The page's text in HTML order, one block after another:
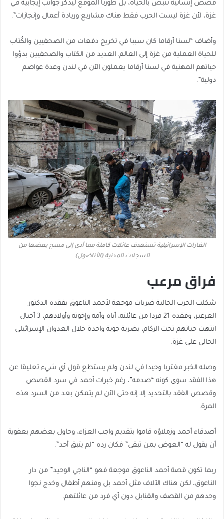
قصص إنسانية تنبض بالحياة، بل طورنا الموقع ليذكر جوانب إيجابية في
غزة، لأن غزة ليست الحرب فقط هناك مشاريع وريادة أعمال وإنجازات”.
وأضاف “لسنا أرقاما كان سببا في تخريج دفعات من الصحفيين والكُتاب
للحياة العملية من غزة إلى العالم. العديد من الكتاب والصحفيين بدؤوا
حياتهم المهنية في لسنا أرقاما يعملون الآن في لندن وعدة عواصم
دولية”.
الغارات الإسرائيلية تستهدف عائلات كاملة مما أدى إلى مسح بعضها من
السجلات المدنية (الأناضول)
فراق مرعب
شكلت الحرب الحالية ضربات موجعة لأحمد الناعوق بفقده الدكتور
العرعير، وفقده 21 فردا من عائلته، أباه وأمه وإخوته وأولادهم، 3 أجيال
انتهت حياتهم تحت الركام، بضربة جوية واحدة خلال العدوان الإسرائيلي
الحالي على غزة.
وصله الخبر مغتربا وحيدا في لندن ولم يستطع قول أي شيء تعليقا عن
هذا الفقد سوى كونه “صدمه”، رغم خبرات أحمد في سرد القصص
وقصص الفقد بالتحديد إلا إنه حتى الآن لم يتمكن بعد من السرد هذه
المرة.
أصدقاء أحمد وزملاؤه قاموا بتقديم واجب العزاء، وحاول بعضهم بعفوية
أن يقول له “العوض بمن تبقى” فكان رده “لم يتبق أحد”.
ربما تكون قصة أحمد الناعوق موجعة فهو “الناجي الوحيد” من دار
الناعوق، لكن هناك الآلاف مثل أحمد بل ومنهم أطفال وخدج نجوا
وحدهم من القصف والقنابل دون أي فرد من عائلتهم.